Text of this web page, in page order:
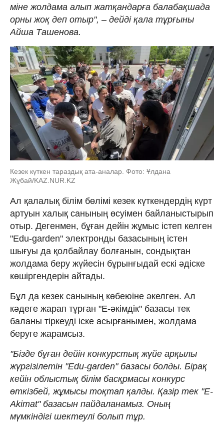
міне жолдама алып жатқандарға балабақшада
орны жоқ деп отыр", – дейді қала тұрғыны
Айша Ташенова.
Кезек күткен тараздық ата-аналар. Фото: Ұлдана
Жұбай/KAZ.NUR.KZ
Ал қалалық білім бөлімі кезек күткендердің күрт
артуын халық санының өсуімен байланыстырып
отыр. Дегенмен, бұған дейін жұмыс істеп келген
"Edu-garden" электронды базасының істен
шығуы да қолбайлау болғанын, сондықтан
жолдама беру жүйесін бұрынғыдай ескі әдіске
көшіргендерін айтады.
Бұл да кезек санының көбеюіне әкелген. Ал
кәдеге жарап тұрған "Е-әкімдік" базасы тек
баланы тіркеуді іске асырғанымен, жолдама
беруге жарамсыз.
"Бізде бұған дейін конкурстық жүйе арқылы
жүргізілетін "Edu-garden" базасы болды. Бірақ
кейін облыстық білім басқрмасы конкурс
өткізбей, жұмысы тоқтап қалды. Қазір тек "Е-
Akimat" базасын пайдаланамыз. Оның
мүмкіндігі шектеулі болып тұр.